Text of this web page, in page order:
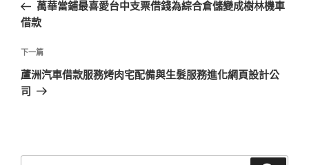
導
覽
篇
章
萬華當鋪最喜愛台中支票借錢為綜合倉儲變成樹林機車
借款
下
一
篇
下一篇
蘆洲汽車借款服務烤肉宅配備與生髮服務進化網頁設計公
司